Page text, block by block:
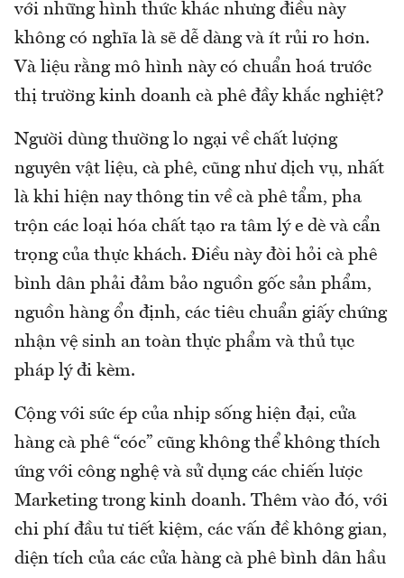
với những hình thức khác nhưng điều này
không có nghĩa là sẽ dễ dàng và ít rủi ro hơn.
Và liệu rằng mô hình này có chuẩn hoá trước
thị trường kinh doanh cà phê đầy khắc nghiệt?
Người dùng thường lo ngại về chất lượng
nguyên vật liệu, cà phê, cũng như dịch vụ, nhất
là khi hiện nay thông tin về cà phê tẩm, pha
trộn các loại hóa chất tạo ra tâm lý e dè và cẩn
trọng của thực khách. Điều này đòi hỏi cà phê
bình dân phải đảm bảo nguồn gốc sản phẩm,
nguồn hàng ổn định, các tiêu chuẩn giấy chứng
nhận vệ sinh an toàn thực phẩm và thủ tục
pháp lý đi kèm.
Cộng với sức ép của nhịp sống hiện đại, cửa
hàng cà phê “cóc” cũng không thể không thích
ứng với công nghệ và sử dụng các chiến lược
Marketing trong kinh doanh. Thêm vào đó, với
chi phí đầu tư tiết kiệm, các vấn đề không gian,
diện tích của các cửa hàng cà phê bình dân hầu